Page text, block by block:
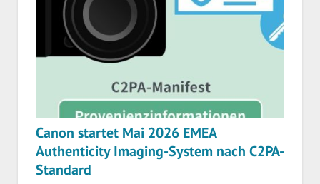
Canon startet Mai 2026 EMEA
Authenticity Imaging-System nach C2PA-
Standard